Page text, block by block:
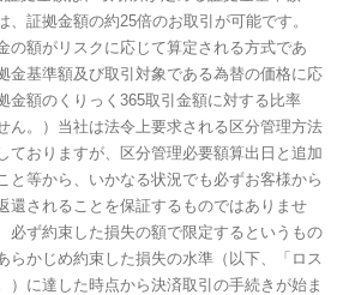
、証拠金額の約25倍のお取引が可能です。
の額がリスクに応じて算定される方式であ
金基準額及び取引対象である為替の価格に応
金額のくりっく365取引金額に対する比率
ん。）当社は法令上要求される区分管理方法
ておりますが、区分管理必要額算出日と追加
と等から、いかなる状況でも必ずお客様から
還されることを保証するものではありませ
必ず約束した損失の額で限定するというもの
らかじめ約束した損失の水準（以下、「ロス
）に達した時点から決済取引の手続きが始ま